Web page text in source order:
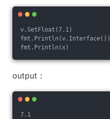
v.SetFloat(7.1)
fmt.Println(v.Interface())
fmt.Println(x)
output：
7.1